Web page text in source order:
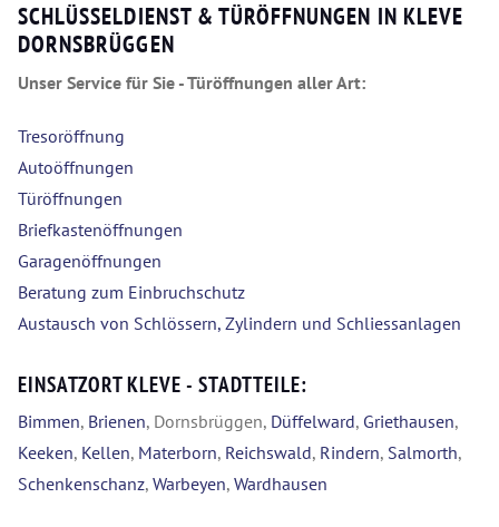
SCHLÜSSELDIENST & TÜRÖFFNUNGEN IN KLEVE
DORNSBRÜGGEN
Unser Service für Sie - Türöffnungen aller Art:
Tresoröffnung
Autoöffnungen
Türöffnungen
Briefkastenöffnungen
Garagenöffnungen
Beratung zum Einbruchschutz
Austausch von Schlössern, Zylindern und Schliessanlagen
EINSATZORT KLEVE - STADTTEILE:
Bimmen, Brienen, Dornsbrüggen, Düffelward, Griethausen,
Keeken, Kellen, Materborn, Reichswald, Rindern, Salmorth,
Schenkenschanz, Warbeyen, Wardhausen